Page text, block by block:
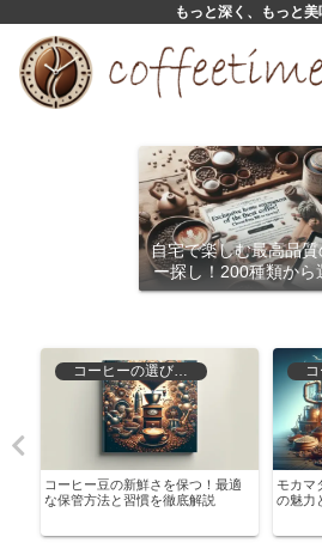
もっと深く、もっと美
自宅で楽しむ最高品質
ー探し！200種類から
ブスクリプショ
コーヒー豆の新鮮さを保つ！最適
な保管方法と習慣を徹底解説
モカマ
の魅力